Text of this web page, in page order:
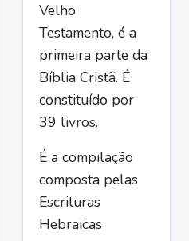
Velho
Testamento, é a
primeira parte da
Bíblia Cristã. É
constituído por
39 livros.
É a compilação
composta pelas
Escrituras
Hebraicas